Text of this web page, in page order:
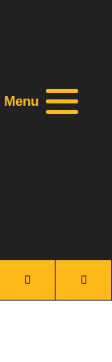
Menu